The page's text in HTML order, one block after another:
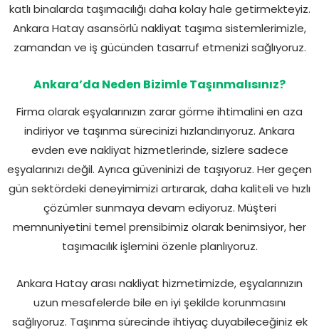
katlı binalarda taşımacılığı daha kolay hale getirmekteyiz.
Ankara Hatay asansörlü nakliyat taşıma sistemlerimizle,
zamandan ve iş gücünden tasarruf etmenizi sağlıyoruz.
Ankara’da Neden Bizimle Taşınmalısınız?
Firma olarak eşyalarınızın zarar görme ihtimalini en aza
indiriyor ve taşınma sürecinizi hızlandırıyoruz. Ankara
evden eve nakliyat hizmetlerinde, sizlere sadece
eşyalarınızı değil. Ayrıca güveninizi de taşıyoruz. Her geçen
gün sektördeki deneyimimizi artırarak, daha kaliteli ve hızlı
çözümler sunmaya devam ediyoruz. Müşteri
memnuniyetini temel prensibimiz olarak benimsiyor, her
taşımacılık işlemini özenle planlıyoruz.
Ankara Hatay arası nakliyat hizmetimizde, eşyalarınızın
uzun mesafelerde bile en iyi şekilde korunmasını
sağlıyoruz. Taşınma sürecinde ihtiyaç duyabileceğiniz ek